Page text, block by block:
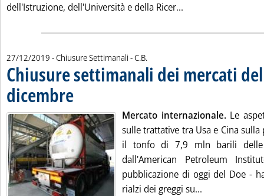
dell'Istruzione, dell'Università e della Ricer...
27/12/2019 - Chiusure Settimanali -di:
C.B.
Chiusure settimanali dei mercati
dicembre
Mercato internazionale.Le
sulle trattative tra Usa e Cina
il tonfo di 7,9 mln barili delle
dall'American Petroleum
pubblicazione di oggi del Doe -
rialzi dei greggi su...